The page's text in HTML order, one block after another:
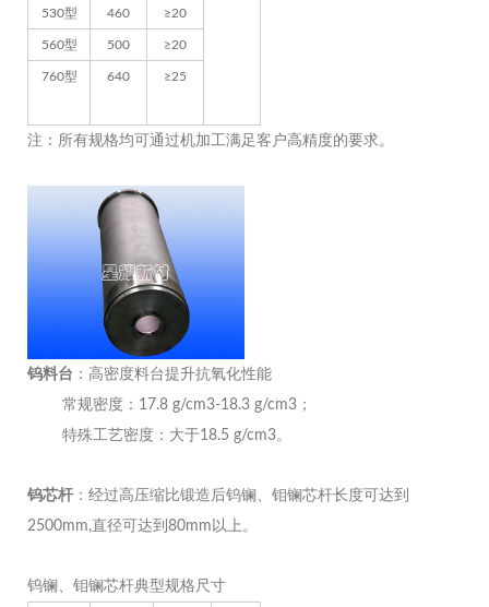
530型 460 ≥20
560型 500 ≥20
760型 640 ≥25
注：所有规格均可通过机加工满足客户高精度的要求。
钨料台 ：高密度料台提升抗氧化性能
常规密度：17.8 g/cm3-18.3 g/cm3；
特殊工艺密度：大于18.5 g/cm3。
钨芯杆 ：经过高压缩比锻造后钨镧、钼镧芯杆长度可达到
2500mm,直径可达到80mm以上。
钨镧、钼镧芯杆典型规格尺寸